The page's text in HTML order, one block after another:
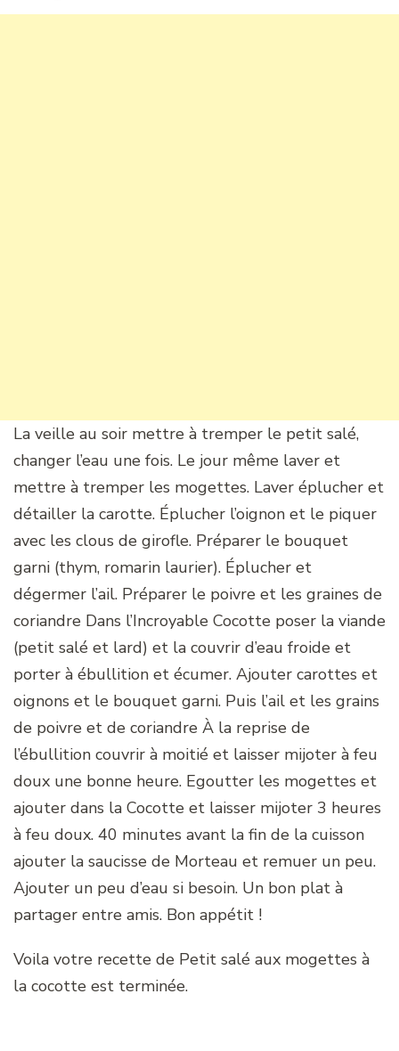
La veille au soir mettre à tremper le petit salé,
changer l’eau une fois. Le jour même laver et
mettre à tremper les mogettes. Laver éplucher et
détailler la carotte. Éplucher l’oignon et le piquer
avec les clous de girofle. Préparer le bouquet
garni (thym, romarin laurier). Éplucher et
dégermer l’ail. Préparer le poivre et les graines de
coriandre Dans l’Incroyable Cocotte poser la viande
(petit salé et lard) et la couvrir d’eau froide et
porter à ébullition et écumer. Ajouter carottes et
oignons et le bouquet garni. Puis l’ail et les grains
de poivre et de coriandre À la reprise de
l’ébullition couvrir à moitié et laisser mijoter à feu
doux une bonne heure. Egoutter les mogettes et
ajouter dans la Cocotte et laisser mijoter 3 heures
à feu doux. 40 minutes avant la fin de la cuisson
ajouter la saucisse de Morteau et remuer un peu.
Ajouter un peu d’eau si besoin. Un bon plat à
partager entre amis. Bon appétit !
Voila votre recette de Petit salé aux mogettes à
la cocotte est terminée.